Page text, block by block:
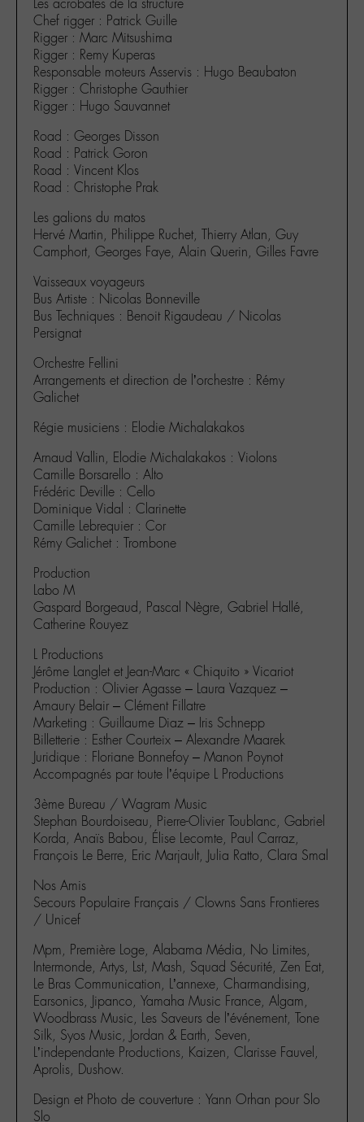
Les acrobates de la structure
Chef rigger : Patrick Guille
Rigger : Marc Mitsushima
Rigger : Remy Kuperas
Responsable moteurs Asservis : Hugo Beaubaton
Rigger : Christophe Gauthier
Rigger : Hugo Sauvannet
Road : Georges Disson
Road : Patrick Goron
Road : Vincent Klos
Road : Christophe Prak
Les galions du matos
Hervé Martin, Philippe Ruchet, Thierry Atlan, Guy
Camphort, Georges Faye, Alain Querin, Gilles Favre
Vaisseaux voyageurs
Bus Artiste : Nicolas Bonneville
Bus Techniques : Benoit Rigaudeau / Nicolas
Persignat
Orchestre Fellini
Arrangements et direction de l’orchestre : Rémy
Galichet
Régie musiciens : Elodie Michalakakos
Arnaud Vallin, Elodie Michalakakos : Violons
Camille Borsarello : Alto
Frédéric Deville : Cello
Dominique Vidal : Clarinette
Camille Lebrequier : Cor
Rémy Galichet : Trombone
Production
Labo M
Gaspard Borgeaud, Pascal Nègre, Gabriel Hallé,
Catherine Rouyez
L Productions
Jérôme Langlet et Jean-Marc « Chiquito » Vicariot
Production : Olivier Agasse – Laura Vazquez –
Amaury Belair – Clément Fillatre
Marketing : Guillaume Diaz – Iris Schnepp
Billetterie : Esther Courteix – Alexandre Maarek
Juridique : Floriane Bonnefoy – Manon Poynot
Accompagnés par toute l’équipe L Productions
3ème Bureau / Wagram Music
Stephan Bourdoiseau, Pierre-Olivier Toublanc, Gabriel
Korda, Anaïs Babou, Élise Lecomte, Paul Carraz,
François Le Berre, Eric Marjault, Julia Ratto, Clara Smal
Nos Amis
Secours Populaire Français / Clowns Sans Frontieres
/ Unicef
Mpm, Première Loge, Alabama Média, No Limites,
Intermonde, Artys, Lst, Mash, Squad Sécurité, Zen Eat,
Le Bras Communication, L’annexe, Charmandising,
Earsonics, Jipanco, Yamaha Music France, Algam,
Woodbrass Music, Les Saveurs de l’événement, Tone
Silk, Syos Music, Jordan & Earth, Seven,
L’independante Productions, Kaizen, Clarisse Fauvel,
Aprolis, Dushow.
Design et Photo de couverture : Yann Orhan pour Slo
Slo